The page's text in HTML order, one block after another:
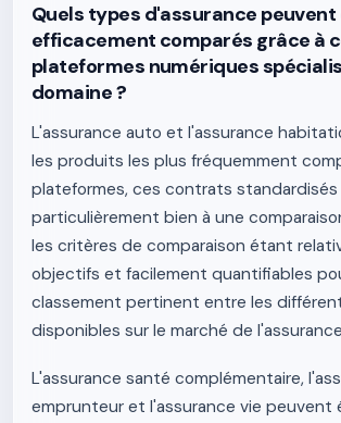
Quels types d'assurance
efficacement comparés grâce à
plateformes numériques
domaine ?
L'assurance auto et l'assurance
les produits les plus fréquemment
plateformes, ces contrats
particulièrement bien à une
les critères de comparaison étant
objectifs et facilement quantifiables
classement pertinent entre les
disponibles sur le marché de
L'assurance santé complémentaire,
emprunteur et l'assurance vie peuvent